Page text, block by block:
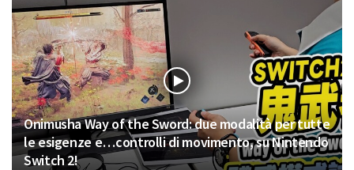
Onimusha Way of the Sword: due modalità per tutte
le esigenze e…controlli di movimento, su Nintendo
Switch 2!